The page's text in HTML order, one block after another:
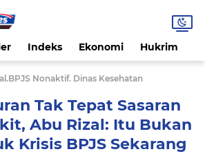
Indeks Ekonomi Hukrim
Nonaktif. Dinas Kesehatan
Tak Tepat Sasaran
Abu Rizal: Itu Bukan
Krisis BPJS Sekarang